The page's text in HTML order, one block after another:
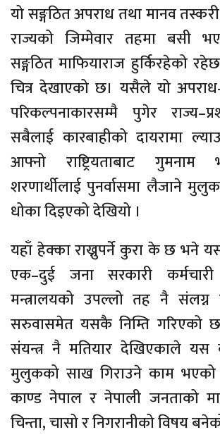
यो सङ्गठित अपराध तथा मानव
राज्यको जिम्मेवार तहमा बसी
सङ्गठित माफियाराज हुर्किरहेको
चित्र देखाएको छ। यसैले यो
परिकल्पनाकारसम्मै पुगेर
सबैलाई कारबाहीको दायरामा
आफ्नो राष्ट्रियताबाट
शरणार्थीलाई पुनर्वासमा लैजाने
धोका दिइएको देखियो ।
यहाँ हेक्का राख्नुपर्ने कुरा के छ भने
एक–दुई जना सरकारी कर्मचारी
मन्त्रालयको उपल्लो तह नै
सरुवासमेत यसकै निम्ति गरिएको
संयन्त्र नै मतियार देखिएकाले यस
मुलुकको साख गिराउने काम
काण्ड नेपाल र नेपाली जनताको
चिन्ता, चासो र निगरानीको विषय